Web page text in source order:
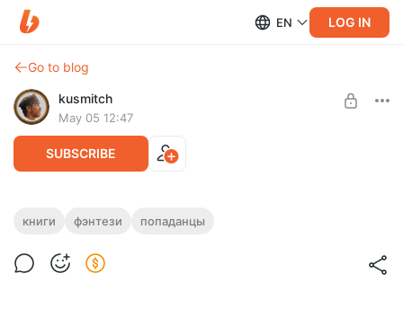
EN LOG IN
Go to blog
kusmitch
May 05 12:47
SUBSCRIBE
Цикл "Менталист"
Цикл «Менталист» (или «Сага о Патрике Шарпе»),
написанный автором Глебом Финном, представляет собой
книги фэнтези попаданцы